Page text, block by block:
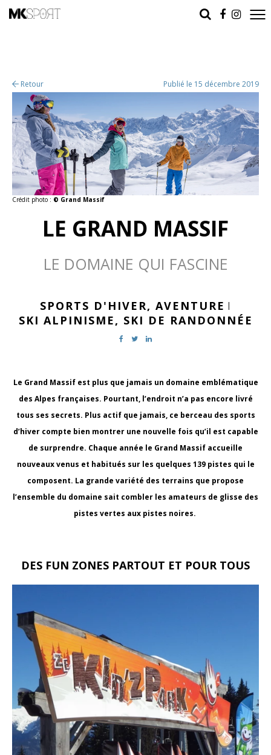
Retour Publié le 15 décembre 2019
Crédit photo : © Grand Massif
LE GRAND MASSIF
LE DOMAINE QUI FASCINE
SPORTS D'HIVER, AVENTURE |
SKI ALPINISME, SKI DE RANDONNÉE
Le Grand Massif est plus que jamais un domaine emblématique
des Alpes françaises. Pourtant, l’endroit n’a pas encore livré
tous ses secrets. Plus actif que jamais, ce berceau des sports
d’hiver compte bien montrer une nouvelle fois qu’il est capable
de surprendre. Chaque année le Grand Massif accueille
nouveaux venus et habitués sur les quelques 139 pistes qui le
composent. La grande variété des terrains que propose
l’ensemble du domaine sait combler les amateurs de glisse des
pistes vertes aux pistes noires.
DES FUN ZONES PARTOUT ET POUR TOUS